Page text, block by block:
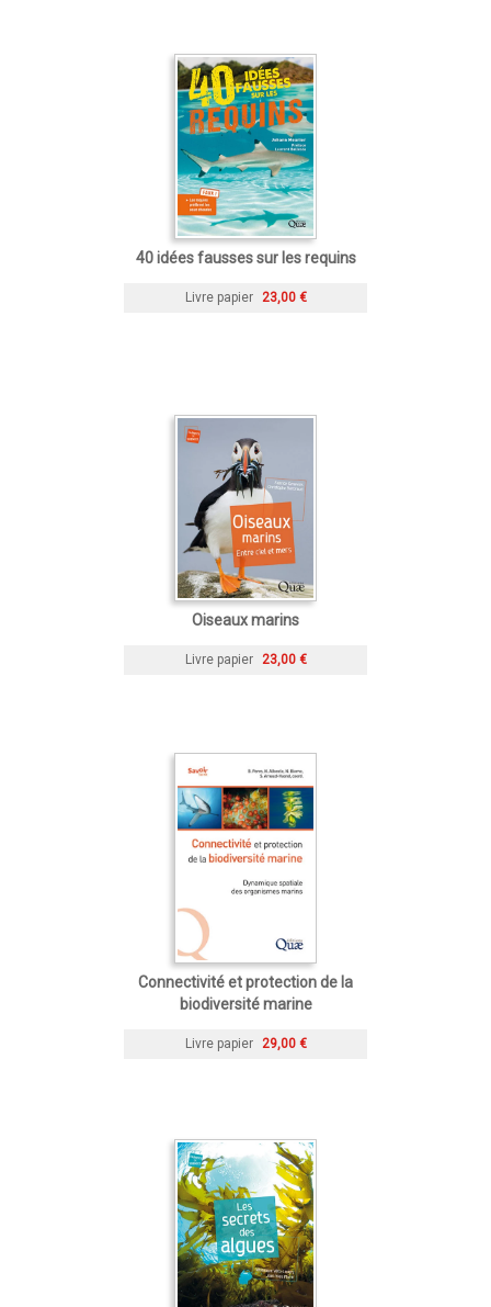
40 idées fausses sur les requins
Livre papier 23,00 €
Oiseaux marins
Livre papier 23,00 €
Connectivité et protection de la
biodiversité marine
Livre papier 29,00 €